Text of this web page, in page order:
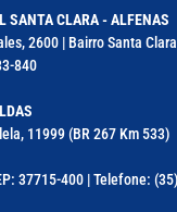
SANTA CLARA - ALFENAS
2600 | Bairro Santa Clara
840
11999 (BR 267 Km 533)
37715-400 | Telefone: